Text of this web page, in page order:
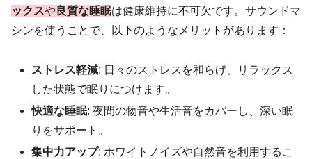
ックスや 良質な睡眠は健康維持に不可欠です。サウンドマ
シンを使うことで、以下のようなメリットがあります：
ストレス軽減: 日々のストレスを和らげ、リラックス
した状態で眠りにつけます。
快適な睡眠: 夜間の物音や生活音をカバーし、深い眠
りをサポート。
集中力アップ: ホワイトノイズや自然音を利用するこ